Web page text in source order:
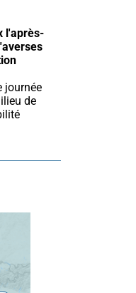
l'après-
de